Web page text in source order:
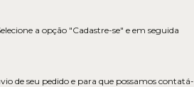
a opção "Cadastre-se" e em seguida
de seu pedido e para que possamos contatá-